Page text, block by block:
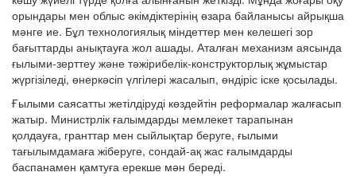
орындары мен облыс әкімдіктерінің өзара байланысы айрықша
мәнге ие. Бұл технологиялық міндеттер мен келешегі зор
бағыттарды анықтауға жол ашады. Аталған механизм аясында
ғылыми-зерттеу және тәжірибелік-конструкторлық жұмыстар
жүргізіледі, өнеркәсіп үлгілері жасалып, өндіріс іске қосылады.
Ғылыми саясатты жетілдіруді көздейтін реформалар жалғасып
жатыр. Министрлік ғалымдарды мемлекет тарапынан
қолдауға, гранттар мен сыйлықтар беруге, ғылыми
тағылымдамаға жіберуге, сондай-ақ жас ғалымдарды
баспанамен қамтуға ерекше мән береді.